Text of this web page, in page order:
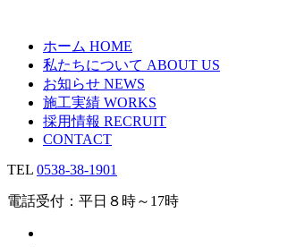
ホーム HOME
私たちについて ABOUT US
お知らせ NEWS
施工実績 WORKS
採用情報 RECRUIT
CONTACT
TEL 0538-38-1901
電話受付：平日８時～17時